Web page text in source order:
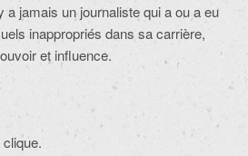
jamais un journaliste qui a ou a eu
inappropriés dans sa carrière,
et influence.